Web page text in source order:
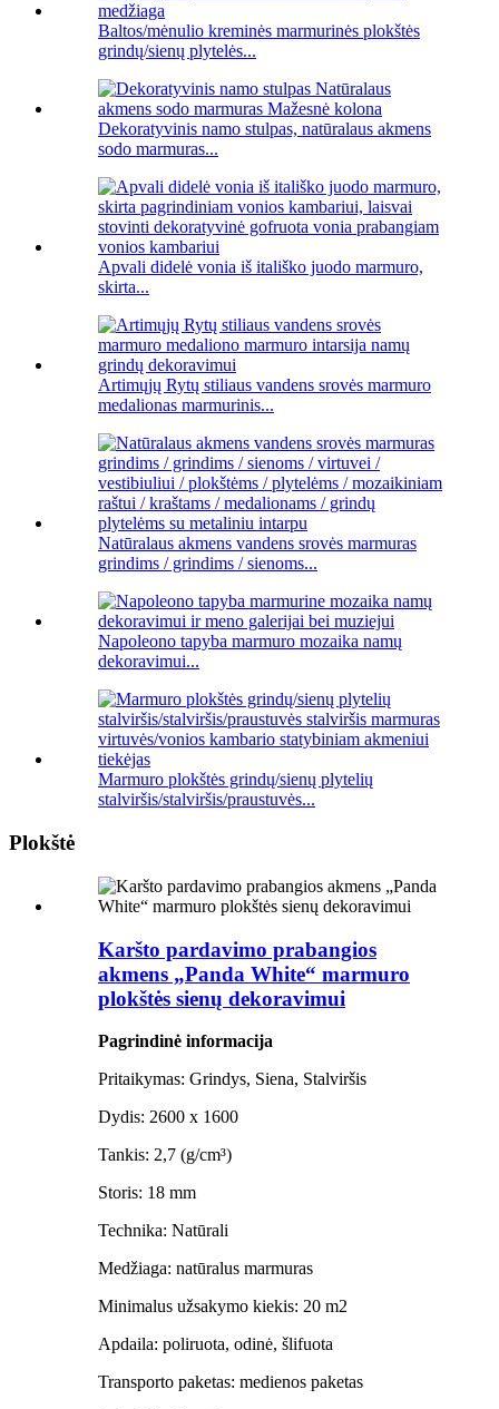
Baltos/mėnulio kreminės marmurinės plokštės
grindų/sienų plytelės...
Dekoratyvinis namo stulpas, natūralaus akmens
sodo marmuras...
Apvali didelė vonia iš itališko juodo marmuro,
skirta...
Artimųjų Rytų stiliaus vandens srovės marmuro
medalionas marmurinis...
Natūralaus akmens vandens srovės marmuras
grindims / grindims / sienoms...
Napoleono tapyba marmuro mozaika namų
dekoravimui...
Marmuro plokštės grindų/sienų plytelių
stalviršis/stalviršis/praustuvės...
Plokštė
Karšto pardavimo prabangios
akmens „Panda White“ marmuro
plokštės sienų dekoravimui
Pagrindinė informacija
Pritaikymas: Grindys, Siena, Stalviršis
Dydis: 2600 x 1600
Tankis: 2,7 (g/cm³)
Storis: 18 mm
Technika: Natūrali
Medžiaga: natūralus marmuras
Minimalus užsakymo kiekis: 20 m2
Apdaila: poliruota, odinė, šlifuota
Transporto paketas: medienos paketas